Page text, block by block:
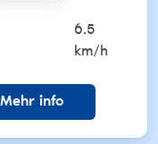
6.5
km/h
Mehr info